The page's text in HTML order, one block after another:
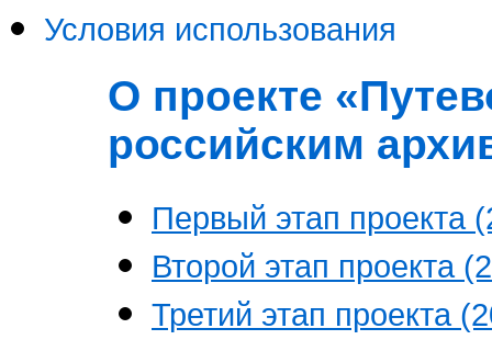
Условия использования
О проекте
российским
Первый этап проекта
Второй этап проекта
Третий этап проекта